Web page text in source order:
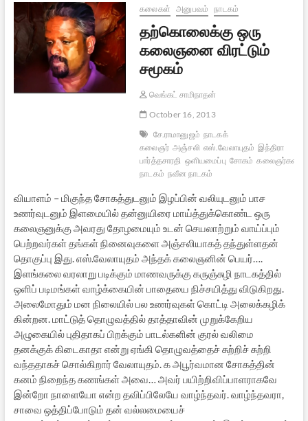
–
தமிழ்த்
திரைஉலகில்
கலைகள் அனுபவம் நாடகம்
தற்கொலைக்கு ஒரு
கலைஞனை விரட்டும்
சமூகம்
வெங்கட் சாமிநாதன்
October 16, 2013
சே.ராமானுஜம் நாடகக்
கலைஞர் அஞ்சலி எஸ்.வேலாயுதம் இந்திரா
பார்த்தசாரதி ஒளியமைப்பு சோகம் கலைஞர்கள்
நாடகம் நவீன நாடகம்
வியாளம் – மிகுந்த சோகத்துடனும் இழப்பின் வலியுடனும் பாச
உணர்வுடனும் இளமையில் தன்னுயிரை மாய்த்துக்கொண்ட ஒரு
கலைஞனுக்கு அவரது தோழமையும் உடன் செயலாற்றும் வாய்ப்பும்
பெற்றவர்கள் தங்கள் நினைவுகளை அஞ்சலியாகத் தந்துள்ளதன்
தொகுப்பு இது. எஸ்.வேலாயுதம் அந்தக் கலைஞனின் பெயர்….
இளங்கலை வரலாறு படிக்கும் மாணவருக்கு கருஞ்சுழி நாடகத்தில்
ஒளிப் படிமங்கள் வாழ்க்கையின் பாதையை நிச்சயித்து விடுகிறது.
அலைமோதும் மன நிலையில் பல உணர்வுகள் கொட்டி அலைக்கழிக்
கின்றன. மாட்டுத் தொழுவத்தில் தாத்தாவின் முறுக்கேறிய
அழுகையில் புதிதாகப் பிறக்கும் பாடல்களின் குரல் வலிமை
தனக்குக் கிடைகாதா என்று ஏங்கி தொழுவத்தைச் சுற்றிச் சுற்றி
வந்ததாகச் சொல்கிறார் வேலாயுதம். க அபூர்வமான சோகத்தின்
கனம் நிறைந்த கணங்கள் அவை… அவர் பயிற்றிவிப்பாளராகவே
இன்றோ நாளையோ என்ற தவிப்பிலேயே வாழ்ந்தவர். வாழ்ந்தவரா,
சாவை ஒத்திப்போடும் தன் வல்லமையைச்